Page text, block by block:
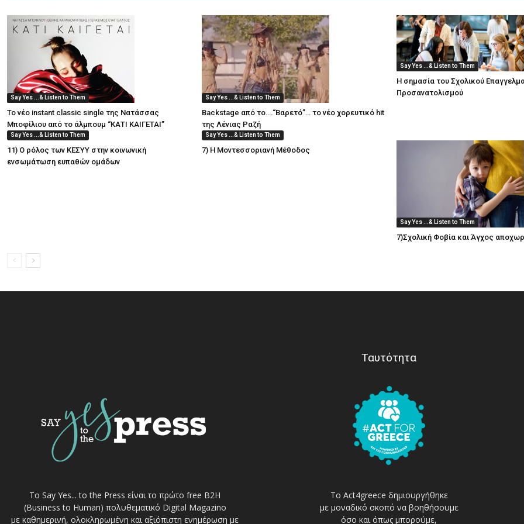
Say Yes ...& Listen to Them
Το νέο instant classic single της Νατάσσας
Μποφίλιου από το άλμπουμ “ΚΑΤΙ ΚΑΙΓΕΤΑΙ”
Say Yes ...& Listen to Them
Backstage από το….“Βαρετό”… το νέο χορευτικό hit
της Λένιας Ραζή
Say Yes ...& Listen to Them
Η σημασία του Σχολικού
Προσανατολισμού
Say Yes ...& Listen to Them
11) Ο ρόλος των ΚΕΣΥΥ στην κοινωνική
ενσωμάτωση ευπαθών ομάδων
Say Yes ...& Listen to Them
7) Η Μοντεσσοριανή Μέθοδος
Say Yes ...& Listen to Them
7)Σχολική Φοβία και Άγχος
Το Say Yes... to the Press είναι το πρώτο free Β2Η
(Business to Human) πολυθεματικό Digital Magazino
με καθημερινή, ολοκληρωμένη και αξιόπιστη ενημέρωση με
Ταυτότητα
Το Act4greece δημιουργήθηκε
με μοναδικό σκοπό να βοηθήσουμε
όσο και όπως μπορούμε,